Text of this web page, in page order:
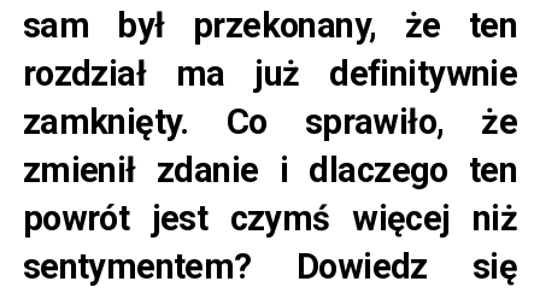
sam był przekonany, że ten
rozdział ma już definitywnie
zamknięty. Co sprawiło, że
zmienił zdanie i dlaczego ten
powrót jest czymś więcej niż
sentymentem? Dowiedz się